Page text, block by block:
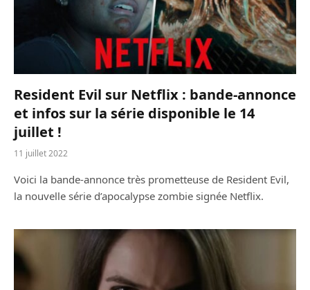
Resident Evil sur Netflix : bande-annonce
et infos sur la série disponible le 14
juillet !
11 juillet 2022
Voici la bande-annonce très prometteuse de Resident Evil,
la nouvelle série d’apocalypse zombie signée Netflix.